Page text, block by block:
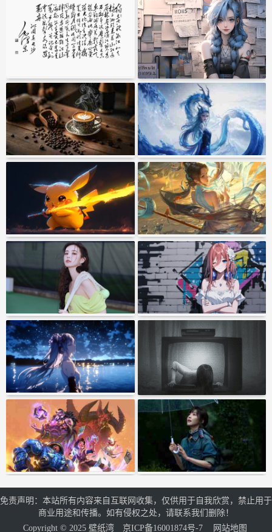
免责声明：本站所有内容来自互联网收集，仅供用于自我欣赏，禁止用于
商业用途和传播。如有侵权之处，请联系我们删除！
Copyright © 2025 壁纸湾
京ICP备16001874号-7 网站地图